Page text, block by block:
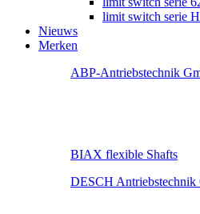
limit switch serie
Nieuws
Merken
ABP-Antriebstechnik
BIAX flexible Shafts
DESCH